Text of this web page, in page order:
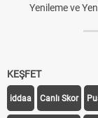
Yenileme ve
KEŞFET
iddaa Canlı Skor